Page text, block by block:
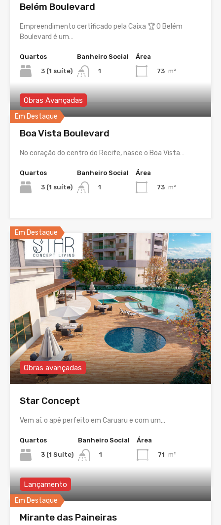
Belém Boulevard
Empreendimento certificado pela Caixa 🏆 O Belém
Boulevard é um…
Quartos
3 (1 suíte)
Banheiro Social
1
Área
73 m²
Em Destaque
Obras Avançadas
Boa Vista Boulevard
No coração do centro do Recife, nasce o Boa Vista…
Quartos
3 (1 suíte)
Banheiro Social
1
Área
73 m²
Em Destaque
Obras avançadas
Star Concept
Vem aí, o apê perfeito em Caruaru e com um…
Quartos
3 (1 Suíte)
Banheiro Social
1
Área
71 m²
Em Destaque
Lançamento
Mirante das Paineiras